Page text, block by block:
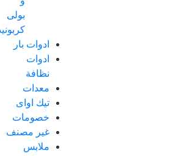
بولى
كربونيت
ادوات بار
ادوات
نظافة
معدات
تيك اواى
خصومات
غير مصنف
ملابس